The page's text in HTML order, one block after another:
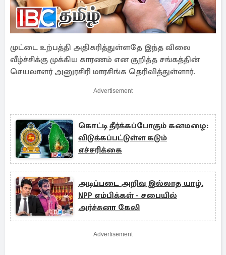
முட்டை உற்பத்தி அதிகரித்துள்ளதே இந்த விலை
வீழ்ச்சிக்கு முக்கிய காரணம் என குறித்த சங்கத்தின்
செயலாளர் அனுரசிரி மாரசிங்க தெரிவித்துள்ளார்.
Advertisement
கொட்டி தீர்க்கப்போகும் கனமழை:
விடுக்கப்பட்டுள்ள கடும்
எச்சரிக்கை
அடிப்படை அறிவு இல்லாத யாழ்.
NPP எம்பிக்கள் - சபையில்
அர்ச்சுனா கேலி
Advertisement